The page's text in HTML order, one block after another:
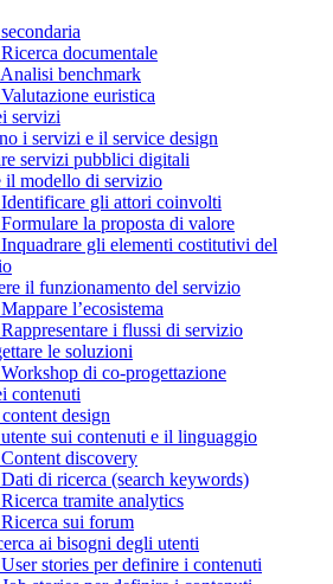
documentale
benchmark
euristica
servizi
i servizi e il service design
servizi pubblici digitali
il modello di servizio
gli attori coinvolti
la proposta di valore
gli elementi costitutivi del
il funzionamento del servizio
l’ecosistema
i flussi di servizio
le soluzioni
di co-progettazione
contenuti
design
sui contenuti e il linguaggio
discovery
di ricerca (search keywords)
tramite analytics
sui forum
ai bisogni degli utenti
stories per definire i contenuti